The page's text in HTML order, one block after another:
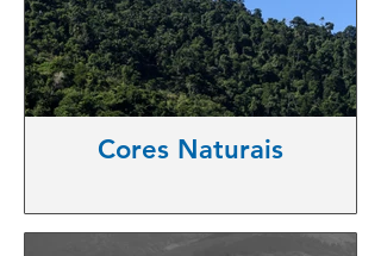
Cores Naturais